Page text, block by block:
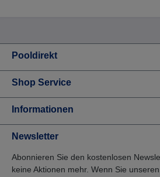
Pooldirekt
Shop Service
Informationen
Newsletter
Abonnieren Sie den kostenlosen
keine Aktionen mehr. Wenn Sie